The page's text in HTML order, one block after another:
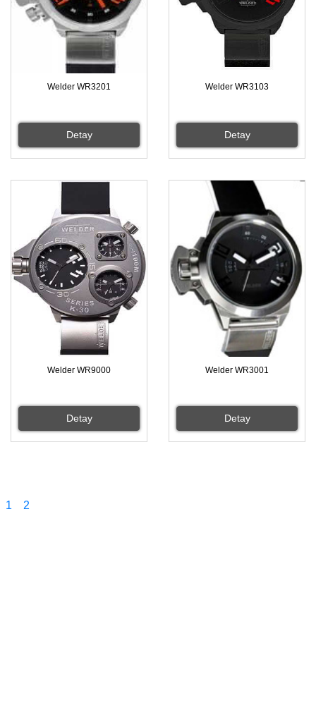
Welder WR3201
Detay
Welder WR3103
Detay
Welder WR9000
Detay
Welder WR3001
Detay
1 2